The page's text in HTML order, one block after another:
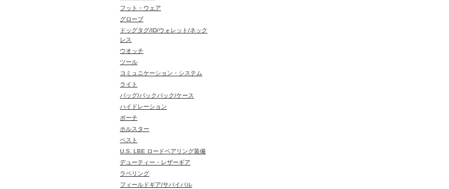
フット・ウェア
グローブ
ドッグタグ/ID/ウォレット/ネック
レス
ウオッチ
ツール
コミュニケーション・システム
ライト
バッグ/バックパック/ケース
ハイドレーション
ポーチ
ホルスター
ベスト
U.S. LBE ロードベアリング装備
デューティー・レザーギア
ラペリング
フィールドギア/サバイバル